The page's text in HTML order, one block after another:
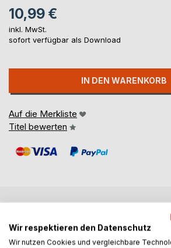
10,99 €
inkl. MwSt.
sofort verfügbar als Download
IN DEN WARENKORB
Auf die Merkliste
Titel bewerten
Wir respektieren den Datenschutz
Wir nutzen Cookies und vergleichbare